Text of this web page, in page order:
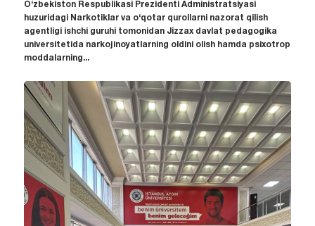
O‘zbekiston Respublikasi Prezidenti Administratsiyasi
huzuridagi Narkotiklar va o‘qotar qurollarni nazorat qilish
agentligi ishchi guruhi tomonidan Jizzax davlat pedagogika
universitetida narkojinoyatlarning oldini olish hamda psixotrop
moddalarning...